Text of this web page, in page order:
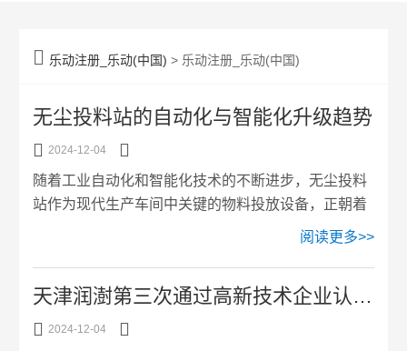
 乐动注册_乐动(中国) > 乐动注册_乐动(中国)
无尘投料站的自动化与智能化升级趋势
 2024-12-04 
随着工业自动化和智能化技术的不断进步，无尘投料
站作为现代生产车间中关键的物料投放设备，正朝着
更高效、更智能的方向发展。无尘投料站不仅在传统
生产安全性等方面也日益展现出巨大的潜力。本文将
探讨该设备在自动化与智能化升级方面的趋势及其对
阅读更多>>
天津润澍第三次通过高新技术企业认定，彰显*的综合实力和技术能力！
 2024-12-04 